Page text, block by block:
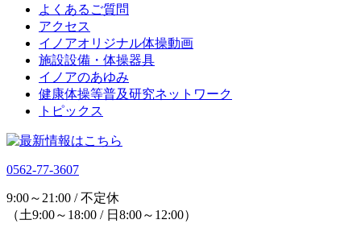
よくあるご質問
アクセス
イノアオリジナル体操動画
施設設備・体操器具
イノアのあゆみ
健康体操等普及研究ネットワーク
トピックス
0562-77-3607
9:00～21:00 / 不定休
（土9:00～18:00 / 日8:00～12:00）